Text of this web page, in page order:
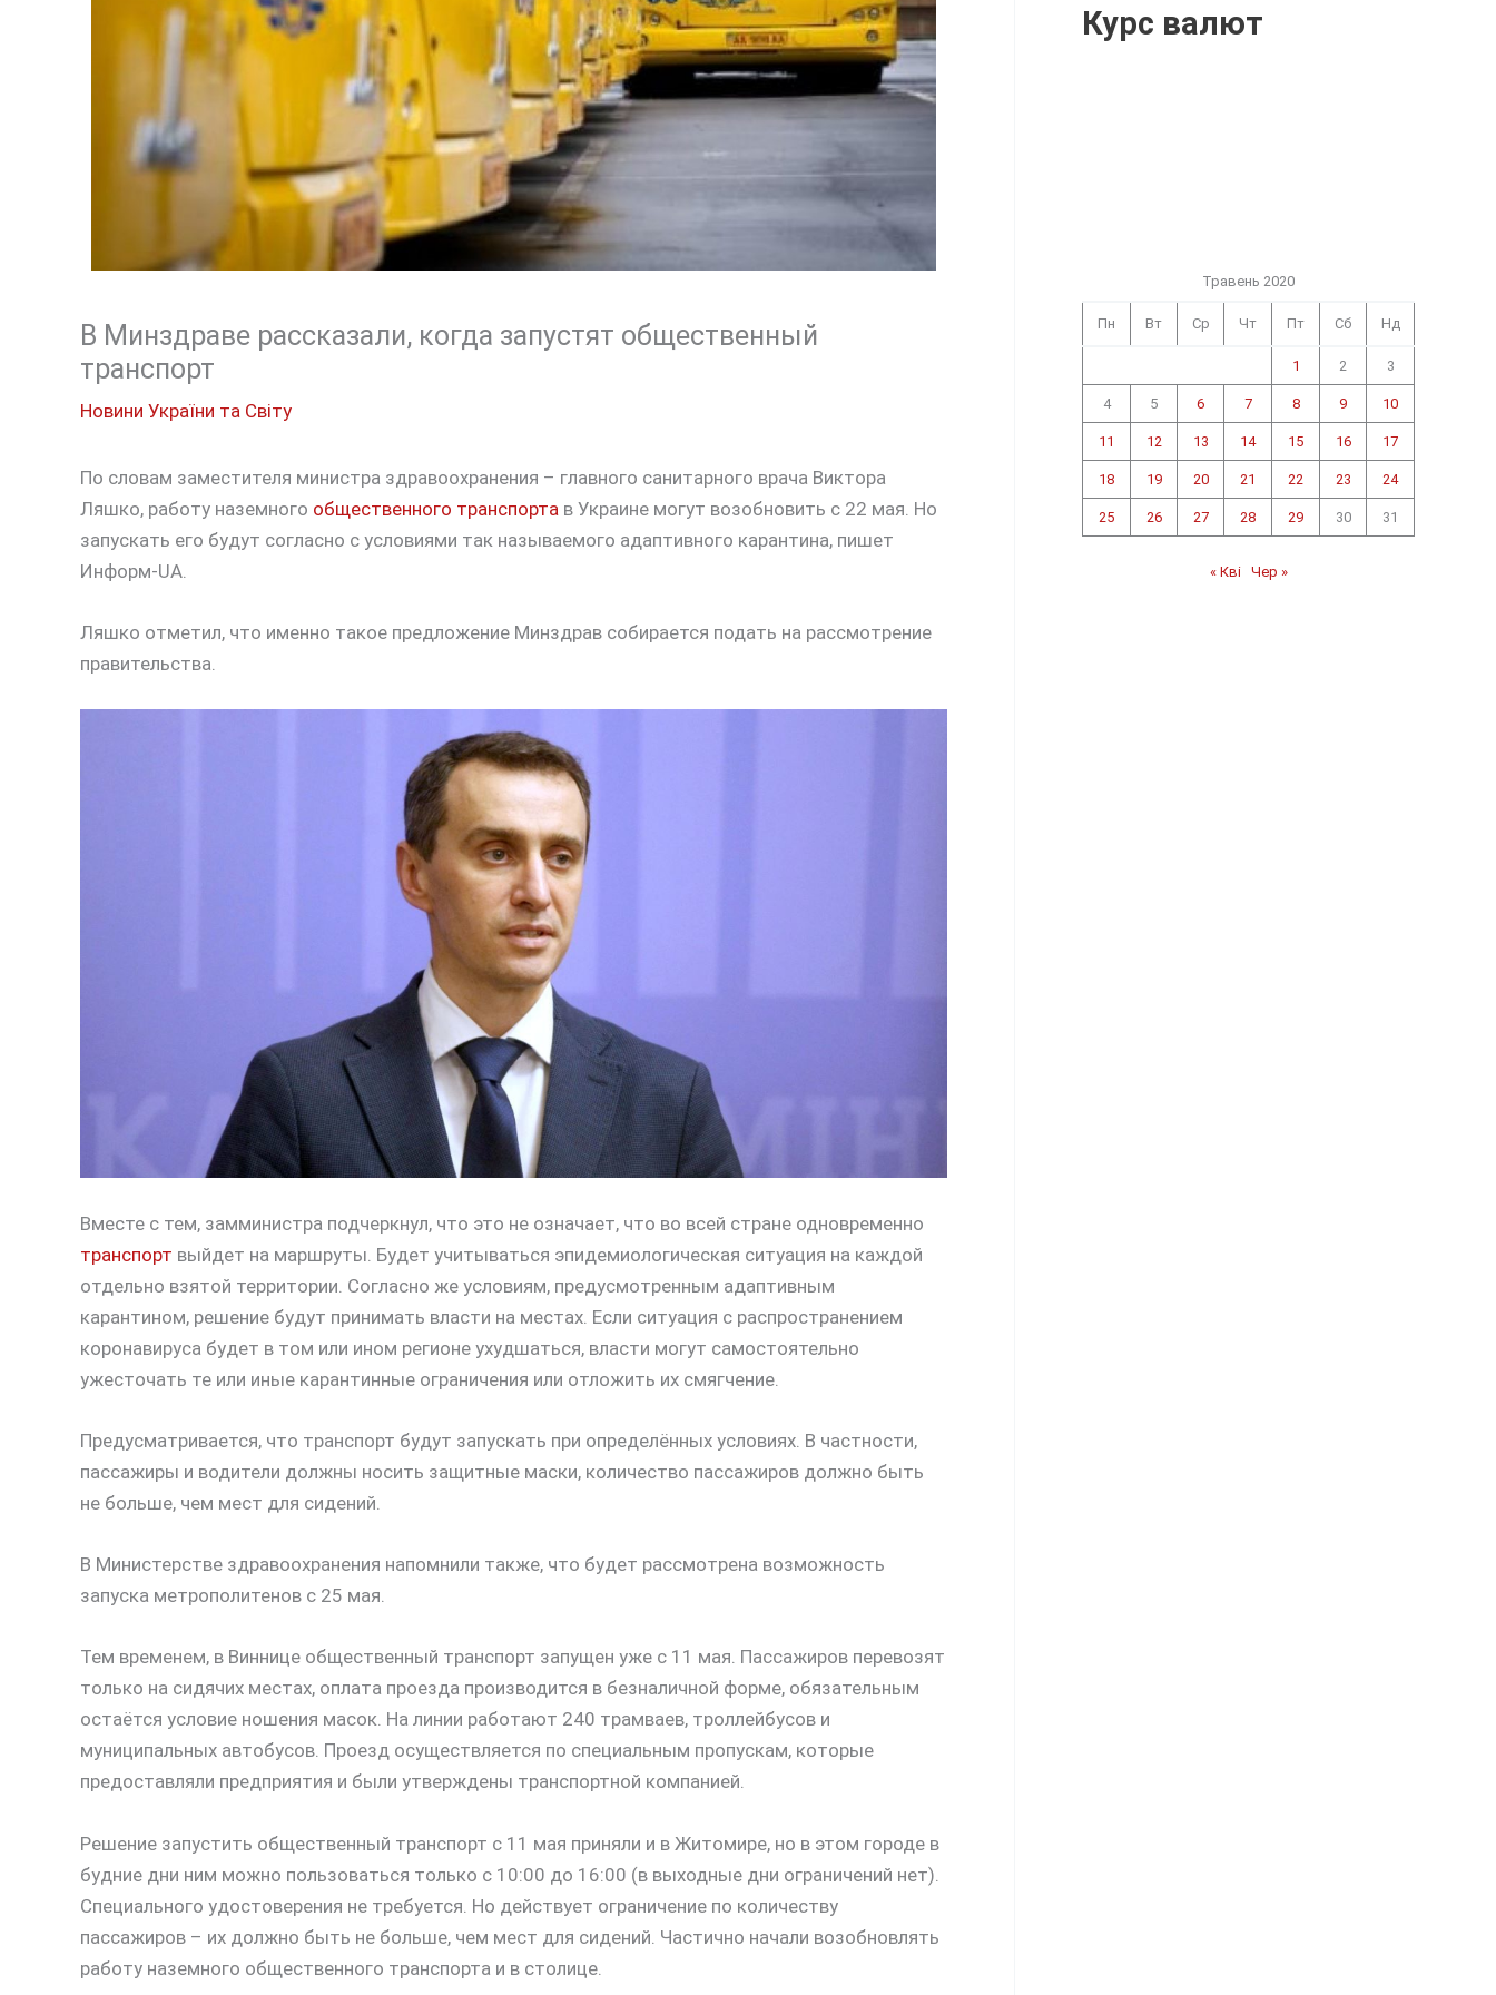
В Минздраве рассказали, когда запустят общественный
транспорт
Новини України та Світу
По словам заместителя министра здравоохранения – главного санитарного врача Виктора
Ляшко, работу наземного общественного транспорта в Украине могут возобновить с 22 мая. Но
запускать его будут согласно с условиями так называемого адаптивного карантина, пишет
Информ-UA.
Ляшко отметил, что именно такое предложение Минздрав собирается подать на рассмотрение
правительства.
Вместе с тем, замминистра подчеркнул, что это не означает, что во всей стране одновременно
транспорт выйдет на маршруты. Будет учитываться эпидемиологическая ситуация на каждой
отдельно взятой территории. Согласно же условиям, предусмотренным адаптивным
карантином, решение будут принимать власти на местах. Если ситуация с распространением
коронавируса будет в том или ином регионе ухудшаться, власти могут самостоятельно
ужесточать те или иные карантинные ограничения или отложить их смягчение.
Предусматривается, что транспорт будут запускать при определённых условиях. В частности,
пассажиры и водители должны носить защитные маски, количество пассажиров должно быть
не больше, чем мест для сидений.
В Министерстве здравоохранения напомнили также, что будет рассмотрена возможность
запуска метрополитенов с 25 мая.
Тем временем, в Виннице общественный транспорт запущен уже с 11 мая. Пассажиров перевозят
только на сидячих местах, оплата проезда производится в безналичной форме, обязательным
остаётся условие ношения масок. На линии работают 240 трамваев, троллейбусов и
муниципальных автобусов. Проезд осуществляется по специальным пропускам, которые
предоставляли предприятия и были утверждены транспортной компанией.
Решение запустить общественный транспорт с 11 мая приняли и в Житомире, но в этом городе в
будние дни ним можно пользоваться только с 10:00 до 16:00 (в выходные дни ограничений нет).
Специального удостоверения не требуется. Но действует ограничение по количеству
пассажиров – их должно быть не больше, чем мест для сидений. Частично начали возобновлять
работу наземного общественного транспорта и в столице.
Курс валют
Травень 2020
Пн Вт Ср Чт Пт Сб Нд
1 2 3
4 5 6 7 8 9 10
11 12 13 14 15 16 17
18 19 20 21 22 23 24
25 26 27 28 29 30 31
« Кві Чер »